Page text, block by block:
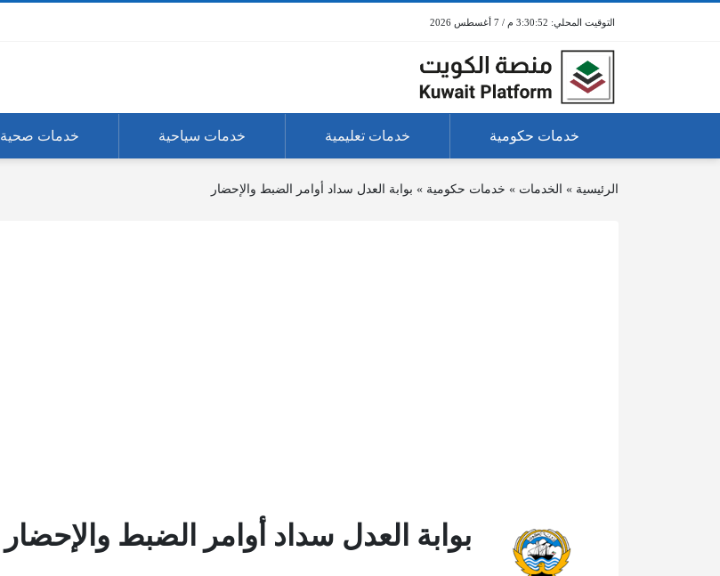
3:30:52 م / 7 أغسطس 2026
خدمات حكومية خدمات تعليمية خدمات سياحية خدمات صحية
الرئيسية » الخدمات » خدمات حكومية » بوابة العدل سداد أوامر الضبط والإحضار
بوابة العدل سداد أوامر الضبط والإحضار